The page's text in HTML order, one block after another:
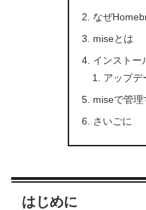
なぜ
miseとは
インストー
アップデ
miseで管理
さいごに
はじめに